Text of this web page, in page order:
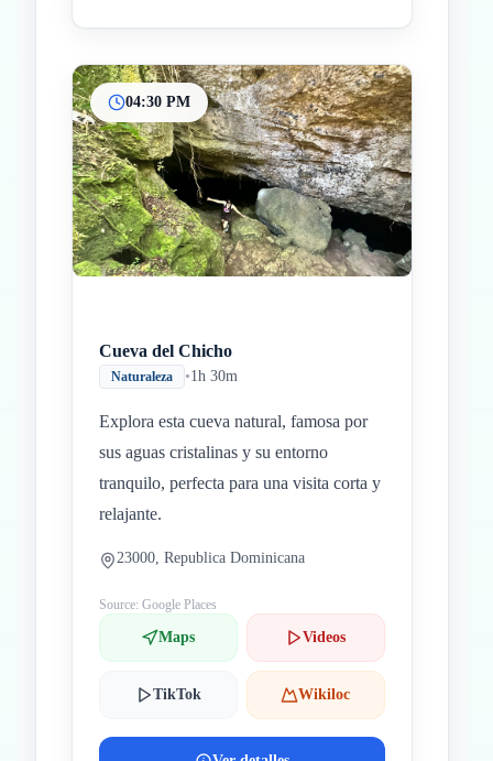
04:30 PM
Cueva del Chicho
Naturaleza •1h 30m
Explora esta cueva natural, famosa por
sus aguas cristalinas y su entorno
tranquilo, perfecta para una visita corta y
relajante.
23000, Republica Dominicana
Source: Google Places
Maps Videos
TikTok Wikiloc